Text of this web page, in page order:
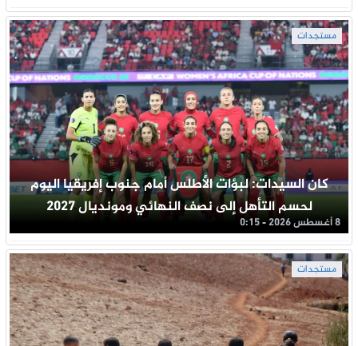
مستجدات
كان السيدات: لبؤات الأطلس أمام جنوب إفريقيا اليوم
لحسم التأهل إلى نصف النهائي ومونديال 2027
8 أغسطس 2026 - 0:15
مستجدات